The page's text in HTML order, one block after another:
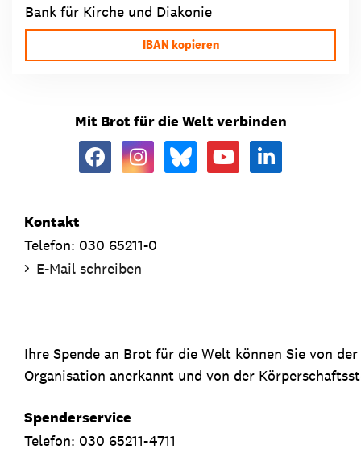
Bank für Kirche und Diakonie
IBAN kopieren
Mit Brot für die Welt verbinden
Kontakt
Telefon: 030 65211-0
E-Mail schreiben
Ihre Spende an Brot für die Welt können Sie von
Organisation anerkannt und von der
Spenderservice
Telefon: 030 65211-4711